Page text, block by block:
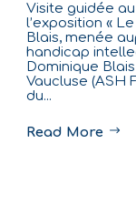
Visite guidée
l’exposition «
Blais, menée
handicap
Dominique
Vaucluse (ASH
du...
Read More